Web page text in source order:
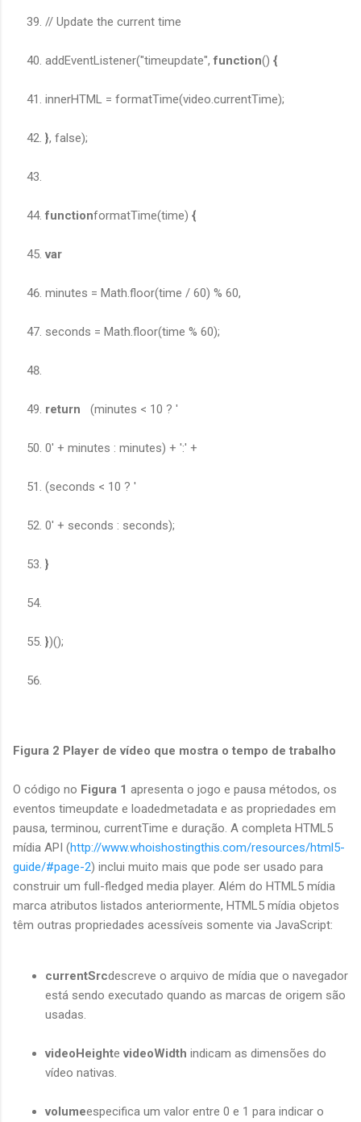
// Update the current time
addEventListener("timeupdate",function() {
innerHTML = formatTime(video.currentTime);
}, false);
functionformatTime(time) {
var
minutes = Math.floor(time / 60) % 60,
seconds = Math.floor(time % 60);
return (minutes < 10 ? '
0' + minutes : minutes) + ':' +
(seconds < 10 ? '
0' + seconds : seconds);
}
})();
Figura 2 Player de vídeo que mostra o tempo de trabalho
O código no Figura 1 apresenta o jogo e pausa métodos, os
eventos timeupdate e loadedmetadata e as propriedades em
pausa, terminou, currentTime e duração. A completa HTML5
mídia API (http://www.whoishostingthis.com/resources/html5-
guide/#page-2) inclui muito mais que pode ser usado para
construir um full-fledged media player. Além do HTML5 mídia
marca atributos listados anteriormente, HTML5 mídia objetos
têm outras propriedades acessíveis somente via JavaScript:
currentSrcdescreve o arquivo de mídia que o navegador
está sendo executado quando as marcas de origem são
usadas.
videoHeightevideoWidth indicam as dimensões do
vídeo nativas.
volumeespecifica um valor entre 0 e 1 para indicar o